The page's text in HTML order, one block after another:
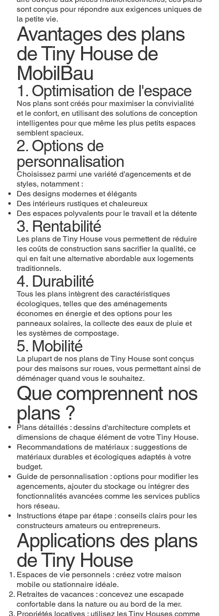
sont conçus pour répondre aux exigences uniques de
la petite vie.
Avantages des plans
de Tiny House de
MobilBau
1. Optimisation de l'espace
Nos plans sont créés pour maximiser la convivialité
et le confort, en utilisant des solutions de conception
intelligentes pour que même les plus petits espaces
semblent spacieux.
2. Options de
personnalisation
Choisissez parmi une variété d'agencements et de
styles, notamment :
Des designs modernes et élégants
Des intérieurs rustiques et chaleureux
Des espaces polyvalents pour le travail et la détente
3. Rentabilité
Les plans de Tiny House vous permettent de réduire
les coûts de construction sans sacrifier la qualité, ce
qui en fait une alternative abordable aux logements
traditionnels.
4. Durabilité
Tous les plans intègrent des caractéristiques
écologiques, telles que des aménagements
économes en énergie et des options pour les
panneaux solaires, la collecte des eaux de pluie et
les systèmes de compostage.
5. Mobilité
La plupart de nos plans de Tiny House sont conçus
pour des maisons sur roues, vous permettant ainsi de
déménager quand vous le souhaitez.
Que comprennent nos
plans ?
Plans détaillés : dessins d'architecture complets et
dimensions de chaque élément de votre Tiny House.
Recommandations de matériaux : suggestions de
matériaux durables et écologiques adaptés à votre
budget.
Guide de personnalisation : options pour modifier les
agencements, ajouter du stockage ou intégrer des
fonctionnalités avancées comme les services publics
hors réseau.
Instructions étape par étape : conseils clairs pour les
constructeurs amateurs ou entrepreneurs.
Applications des plans
de Tiny House
Espaces de vie personnels : créez votre maison
mobile ou stationnaire idéale.
Retraites de vacances : concevez une escapade
confortable dans la nature ou au bord de la mer.
Propriétés locatives : utilisez les Tiny Houses comme